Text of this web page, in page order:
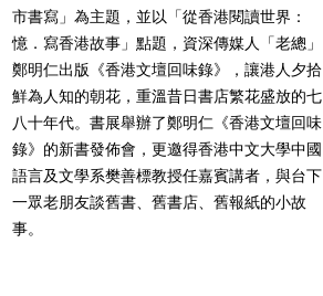
市書寫」為主題，並以「從香港閱讀世界：
憶．寫香港故事」點題，資深傳媒人「老總」
鄭明仁出版《香港文壇回味錄》，讓港人夕拾
鮮為人知的朝花，重溫昔日書店繁花盛放的七
八十年代。書展舉辦了鄭明仁《香港文壇回味
錄》的新書發佈會，更邀得香港中文大學中國
語言及文學系樊善標教授任嘉賓講者，與台下
一眾老朋友談舊書、舊書店、舊報紙的小故
事。